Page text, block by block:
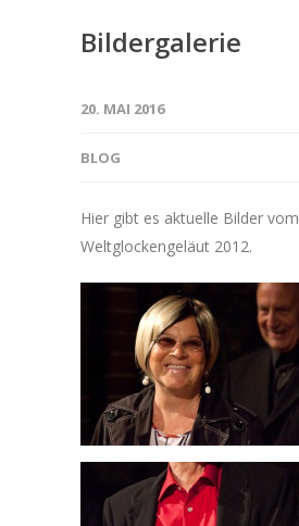
Bildergalerie
20. MAI 2016
BLOG
Hier gibt es aktuelle Bilder vom
Weltglockengeläut 2012.